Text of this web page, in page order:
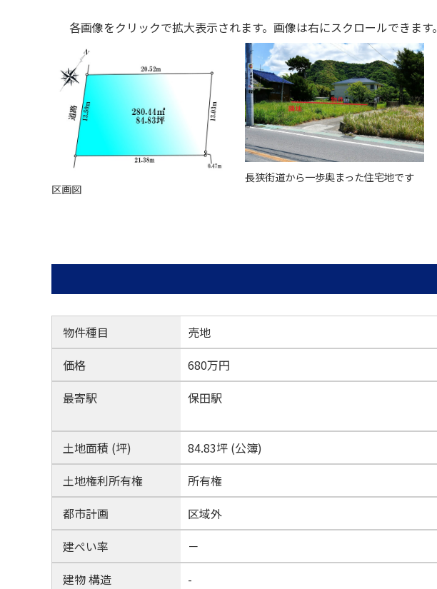
各画像をクリックで拡大表示されます。 画像は右にスクロールできます。
区画図
長狭街道から一歩奥まった住宅地です
物件種目 売地
価格
680万円
最寄駅
保田駅
土地面積 (坪)
84.83坪 (公簿)
土地権利所有権
所有権
都市計画
区域外
建ぺい率
－
建物 構造
-